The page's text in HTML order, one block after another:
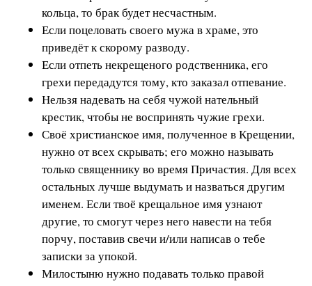
кольца, то брак будет несчастным.
Если поцеловать своего мужа в храме, это
приведёт к скорому разводу.
Если отпеть некрещеного родственника, его
грехи передадутся тому, кто заказал отпевание.
Нельзя надевать на себя чужой нательный
крестик, чтобы не воспринять чужие грехи.
Своё христианское имя, полученное в Крещении,
нужно от всех скрывать; его можно называть
только священнику во время Причастия. Для всех
остальных лучше выдумать и назваться другим
именем. Если твоё крещальное имя узнают
другие, то смогут через него навести на тебя
порчу, поставив свечи и/или написав о тебе
записки за упокой.
Милостыню нужно подавать только правой